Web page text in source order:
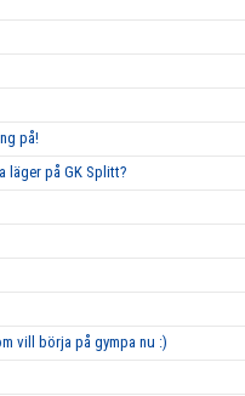
på!
läger på GK Splitt?
vill börja på gympa nu :)